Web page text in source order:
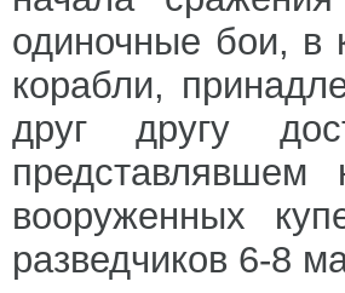
одиночные бои, в
корабли,
друг другу
вооруженных
разведчиков 6-8